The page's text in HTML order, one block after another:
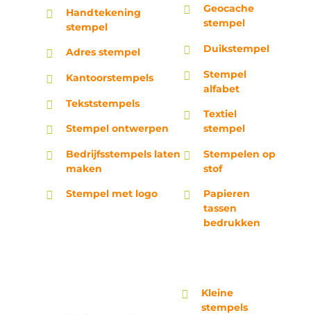
Handtekening
stempel
Adres stempel
Kantoorstempels
Tekststempels
Stempel ontwerpen
Bedrijfsstempels laten
maken
Stempel met logo
Geocache
stempel
Duikstempel
Stempel
alfabet
Textiel
stempel
Stempelen op
stof
Papieren
tassen
bedrukken
Kleine
stempels